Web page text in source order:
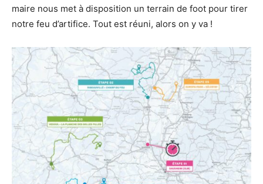
maire nous met à disposition un terrain de foot pour tirer
notre feu d’artifice. Tout est réuni, alors on y va !